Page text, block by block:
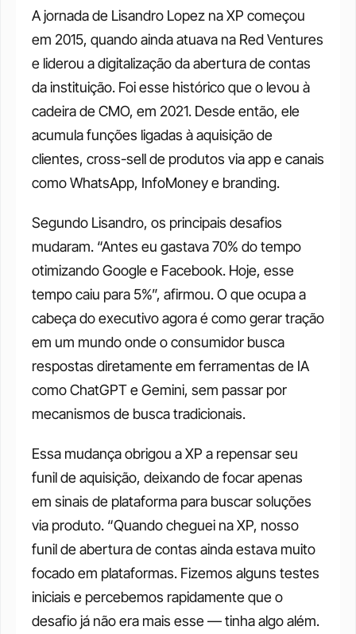
A jornada de Lisandro Lopez na XP começou
em 2015, quando ainda atuava na Red Ventures
e liderou a digitalização da abertura de contas
da instituição. Foi esse histórico que o levou à
cadeira de CMO, em 2021. Desde então, ele
acumula funções ligadas à aquisição de
clientes, cross-sell de produtos via app e canais
como WhatsApp, InfoMoney e branding.
Segundo Lisandro, os principais desafios
mudaram. “Antes eu gastava 70% do tempo
otimizando Google e Facebook. Hoje, esse
tempo caiu para 5%”, afirmou. O que ocupa a
cabeça do executivo agora é como gerar tração
em um mundo onde o consumidor busca
respostas diretamente em ferramentas de IA
como ChatGPT e Gemini, sem passar por
mecanismos de busca tradicionais.
Essa mudança obrigou a XP a repensar seu
funil de aquisição, deixando de focar apenas
em sinais de plataforma para buscar soluções
via produto. “Quando cheguei na XP, nosso
funil de abertura de contas ainda estava muito
focado em plataformas. Fizemos alguns testes
iniciais e percebemos rapidamente que o
desafio já não era mais esse — tinha algo além.